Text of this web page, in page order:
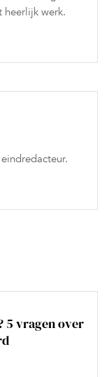
heerlijk werk.
5 vragen over